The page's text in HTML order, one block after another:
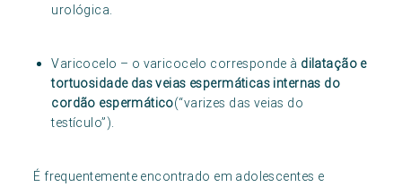
urológica.
Varicocelo – o varicocelo corresponde à dilatação e
tortuosidade das veias espermáticas internas do
cordão espermático(“varizes das veias do
testículo”).
É frequentemente encontrado em adolescentes e